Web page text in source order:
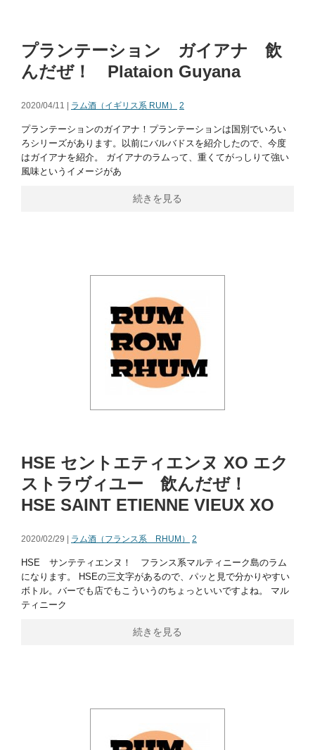
プランテーション ガイアナ 飲
んだぜ！ Plataion Guyana
2020/04/11 | ラム酒（イギリス系 RUM） 2
プランテーションのガイアナ！プランテーションは国別でいろい
ろシリーズがあります。以前にバルバドスを紹介したので、今度
はガイアナを紹介。 ガイアナのラムって、重くてがっしりて強い
風味というイメージがあ
続きを見る
HSE セントエティエンヌ XO エク
ストラヴィユー 飲んだぜ！
HSE SAINT ETIENNE VIEUX XO
2020/02/29 | ラム酒（フランス系 RHUM） 2
HSE サンテティエンヌ！ フランス系マルティニーク島のラム
になります。 HSEの三文字があるので、パッと見で分かりやすい
ボトル。バーでも店でもこういうのちょっといいですよね。 マル
ティニーク
続きを見る